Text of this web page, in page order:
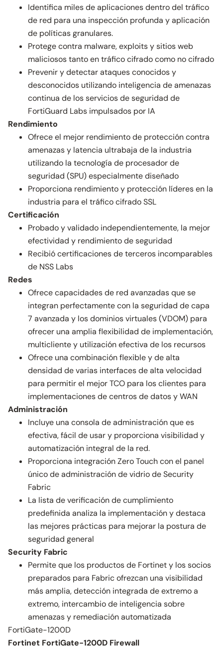
Identifica miles de aplicaciones dentro del tráfico
de red para una inspección profunda y aplicación
de políticas granulares.
Protege contra malware, exploits y sitios web
maliciosos tanto en tráfico cifrado como no cifrado
Prevenir y detectar ataques conocidos y
desconocidos utilizando inteligencia de amenazas
continua de los servicios de seguridad de
FortiGuard Labs impulsados ​​por IA
Rendimiento
Ofrece el mejor rendimiento de protección contra
amenazas y latencia ultrabaja de la industria
utilizando la tecnología de procesador de
seguridad (SPU) especialmente diseñado
Proporciona rendimiento y protección líderes en la
industria para el tráfico cifrado SSL
Certificación
Probado y validado independientemente, la mejor
efectividad y rendimiento de seguridad
Recibió certificaciones de terceros incomparables
de NSS Labs
Redes
Ofrece capacidades de red avanzadas que se
integran perfectamente con la seguridad de capa
7 avanzada y los dominios virtuales (VDOM) para
ofrecer una amplia flexibilidad de implementación,
multicliente y utilización efectiva de los recursos
Ofrece una combinación flexible y de alta
densidad de varias interfaces de alta velocidad
para permitir el mejor TCO para los clientes para
implementaciones de centros de datos y WAN
Administración
Incluye una consola de administración que es
efectiva, fácil de usar y proporciona visibilidad y
automatización integral de la red.
Proporciona integración Zero Touch con el panel
único de administración de vidrio de Security
Fabric
La lista de verificación de cumplimiento
predefinida analiza la implementación y destaca
las mejores prácticas para mejorar la postura de
seguridad general
Security Fabric
Permite que los productos de Fortinet y los socios
preparados para Fabric ofrezcan una visibilidad
más amplia, detección integrada de extremo a
extremo, intercambio de inteligencia sobre
amenazas y remediación automatizada
FortiGate-1200D
Fortinet FortiGate-1200D Firewall